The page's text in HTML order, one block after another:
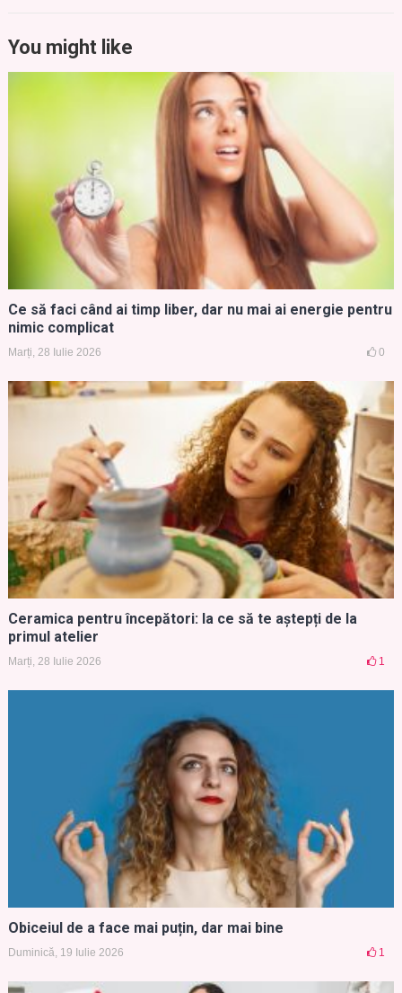
You might like
Ce să faci când ai timp liber, dar nu mai ai energie pentru
nimic complicat
Marți, 28 Iulie 2026 0
Ceramica pentru începători: la ce să te aștepți de la
primul atelier
Marți, 28 Iulie 2026 1
Obiceiul de a face mai puțin, dar mai bine
Duminică, 19 Iulie 2026 1